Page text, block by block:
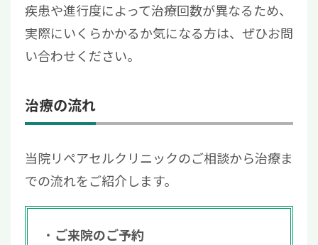
疾患や進行度によって治療回数が異なるため、
実際にいくらかかるか気になる方は、ぜひお問
い合わせください。
治療の流れ
当院リペアセルクリニックのご相談から治療ま
での流れをご紹介します。
ご来院のご予約